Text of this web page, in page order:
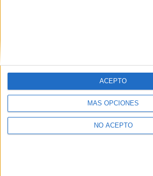
MÁS OPCIONES
NO ACEPTO
ACEPTO
Quiénes somos|Contactar|
Politica de privacidad|
de cookies
© 2003-2026Compás Mediterráneo S.L.-
Madrid [ESPAÑA] - Tel. +34 91